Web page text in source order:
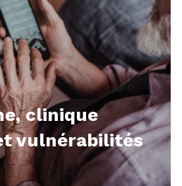
clinique
vulnérabilités